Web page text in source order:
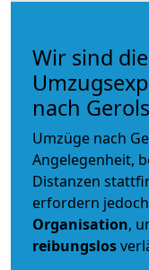
Wir sind
nach
Umzüge nach
Angelegenheit,
Distanzen
erfordern
Organisation,
reibungslos